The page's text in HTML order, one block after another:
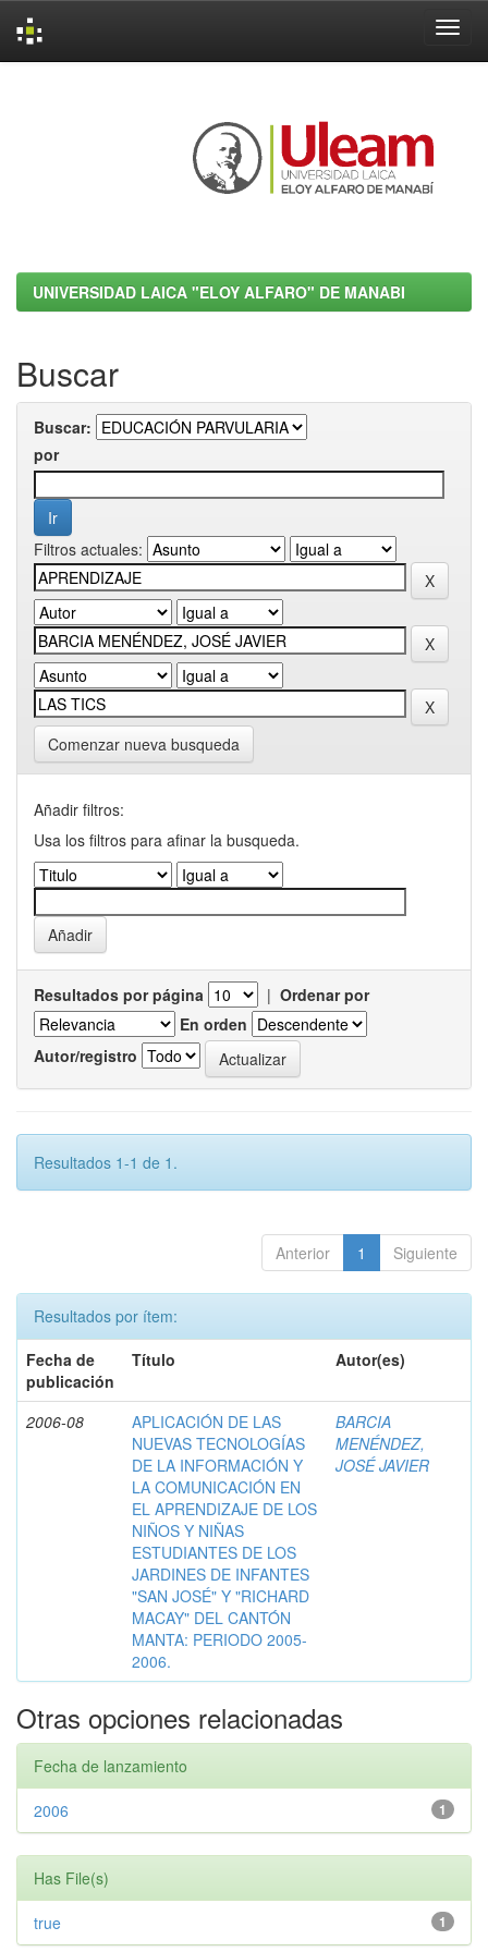
UNIVERSIDAD LAICA "ELOY ALFARO" DE MANABI
Buscar
Buscar:
por
Filtros actuales:
Comenzar nueva busqueda
Añadir filtros:
Usa los filtros para afinar la busqueda.
Resultados por página | Ordenar por
En orden
Autor/registro
Resultados 1-1 de 1.
Anterior 1 Siguiente
Resultados por ítem:
Fecha de
publicación
Título Autor(es)
2006-08
APLICACIÓN DE LAS
NUEVAS TECNOLOGÍAS
DE LA INFORMACIÓN Y
LA COMUNICACIÓN EN
EL APRENDIZAJE DE LOS
NIÑOS Y NIÑAS
ESTUDIANTES DE LOS
JARDINES DE INFANTES
"SAN JOSÉ" Y "RICHARD
MACAY" DEL CANTÓN
MANTA: PERIODO 2005-
2006.
BARCIA
MENÉNDEZ,
JOSÉ JAVIER
Otras opciones relacionadas
Fecha de lanzamiento
1
2006
Has File(s)
1
true